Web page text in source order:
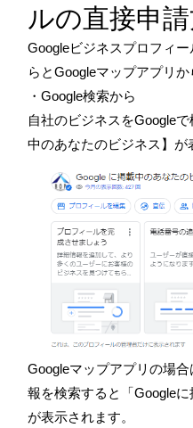
ルの直接申
Googleビジネスプロフィ
らとGoogleマップアプリ
・Google検索から
自社のビジネスをGoogle
中のあなたのビジネス】が
Googleマップアプリの場
報を検索すると「Googleに
が表示されます。